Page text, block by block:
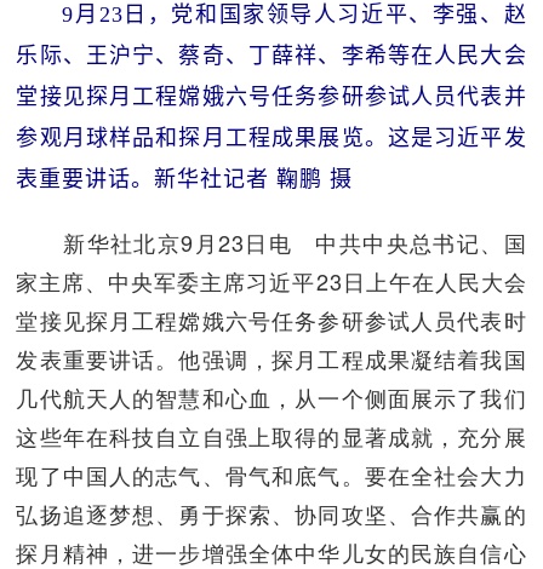
9月23日，党和国家领导人习近平、李强、赵
乐际、王沪宁、蔡奇、丁薛祥、李希等在人民大会
堂接见探月工程嫦娥六号任务参研参试人员代表并
参观月球样品和探月工程成果展览。这是习近平发
表重要讲话。新华社记者 鞠鹏 摄
新华社北京9月23日电 中共中央总书记、国
家主席、中央军委主席习近平23日上午在人民大会
堂接见探月工程嫦娥六号任务参研参试人员代表时
发表重要讲话。他强调，探月工程成果凝结着我国
几代航天人的智慧和心血，从一个侧面展示了我们
这些年在科技自立自强上取得的显著成就，充分展
现了中国人的志气、骨气和底气。要在全社会大力
弘扬追逐梦想、勇于探索、协同攻坚、合作共赢的
探月精神，进一步增强全体中华儿女的民族自信心